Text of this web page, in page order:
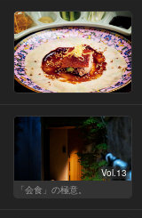
Vol.13
「会食」の極意。